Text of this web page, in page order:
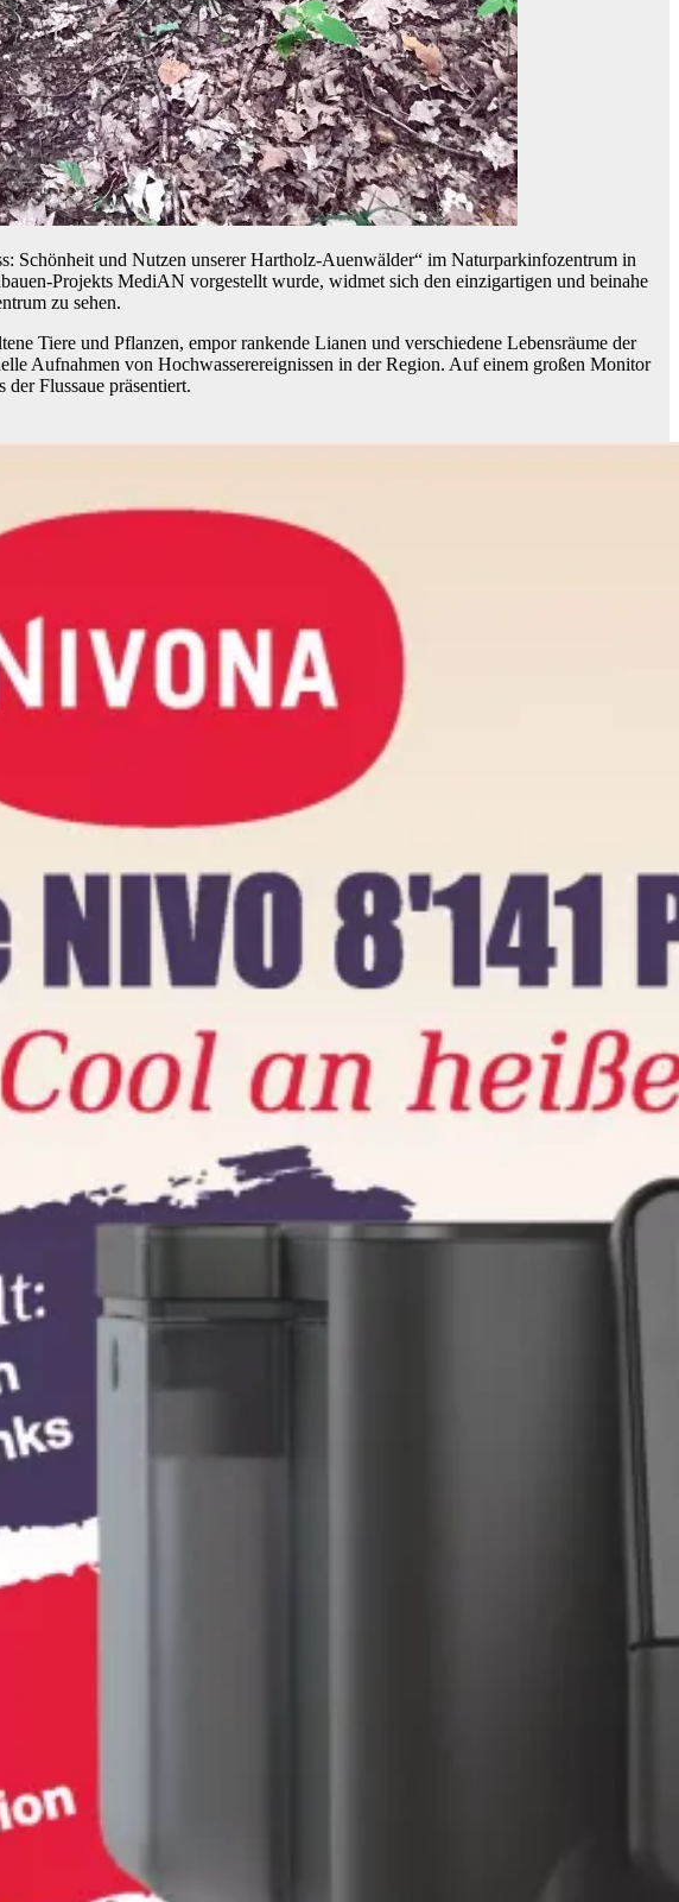
Schönheit und Nutzen unserer Hartholz-Auenwälder“ im Naturparkinfozentrum in
Projekts MediAN vorgestellt wurde, widmet sich den einzigartigen und beinahe
zu sehen.
Tiere und Pflanzen, empor rankende Lianen und verschiedene Lebensräume der
Aufnahmen von Hochwasserereignissen in der Region. Auf einem großen Monitor
Flussaue präsentiert.